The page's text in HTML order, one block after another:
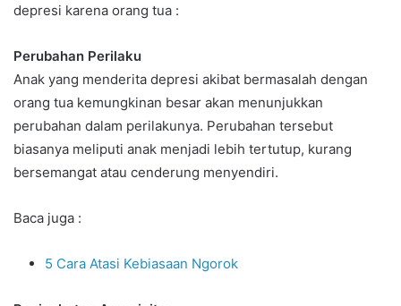
depresi karena orang tua :
Perubahan Perilaku
Anak yang menderita depresi akibat bermasalah dengan
orang tua kemungkinan besar akan menunjukkan
perubahan dalam perilakunya. Perubahan tersebut
biasanya meliputi anak menjadi lebih tertutup, kurang
bersemangat atau cenderung menyendiri.
Baca juga :
5 Cara Atasi Kebiasaan Ngorok